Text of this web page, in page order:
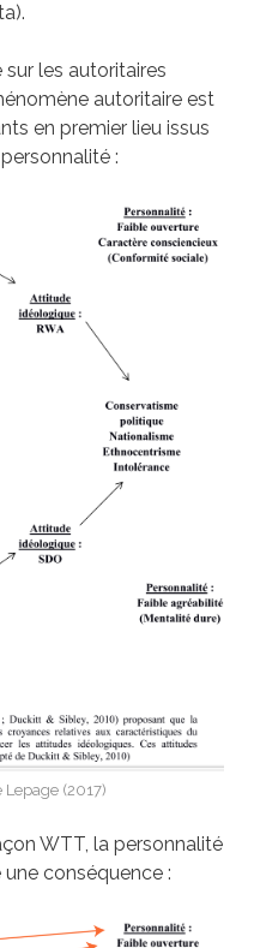
sur les autoritaires
autoritaire est
en premier lieu issus
:
Lepage (2017)
WTT, la personnalité
conséquence :